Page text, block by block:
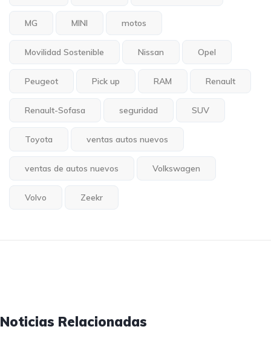
MG MINI motos
Movilidad Sostenible Nissan Opel
Peugeot Pick up RAM Renault
Renault-Sofasa seguridad SUV
Toyota ventas autos nuevos
ventas de autos nuevos Volkswagen
Volvo Zeekr
Noticias Relacionadas